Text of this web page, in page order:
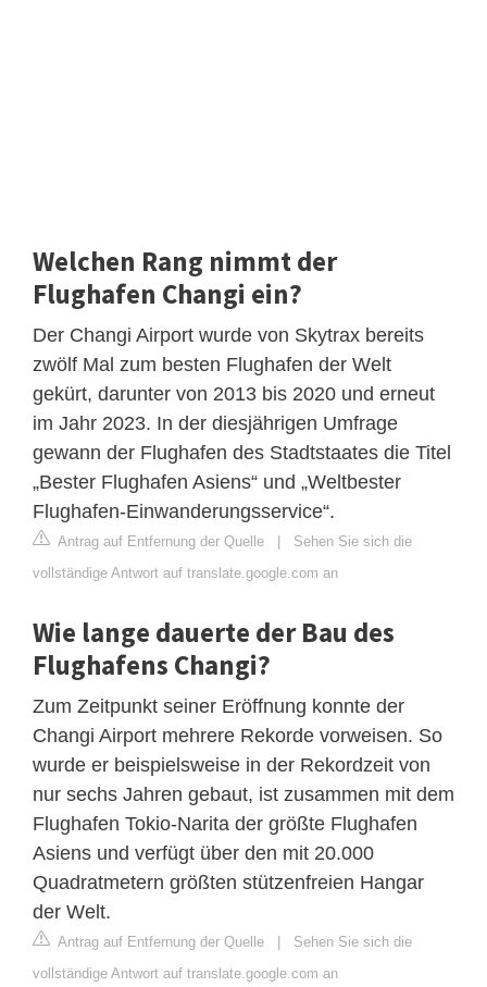
Welchen Rang nimmt der
Flughafen Changi ein?
Der Changi Airport wurde von Skytrax bereits
zwölf Mal zum besten Flughafen der Welt
gekürt, darunter von 2013 bis 2020 und erneut
im Jahr 2023. In der diesjährigen Umfrage
gewann der Flughafen des Stadtstaates die Titel
„Bester Flughafen Asiens“ und „Weltbester
Flughafen-Einwanderungsservice“.
Antrag auf Entfernung der Quelle | Sehen Sie sich die
vollständige Antwort auf translate.google.com an
Wie lange dauerte der Bau des
Flughafens Changi?
Zum Zeitpunkt seiner Eröffnung konnte der
Changi Airport mehrere Rekorde vorweisen. So
wurde er beispielsweise in der Rekordzeit von
nur sechs Jahren gebaut, ist zusammen mit dem
Flughafen Tokio-Narita der größte Flughafen
Asiens und verfügt über den mit 20.000
Quadratmetern größten stützenfreien Hangar
der Welt.
Antrag auf Entfernung der Quelle | Sehen Sie sich die
vollständige Antwort auf translate.google.com an